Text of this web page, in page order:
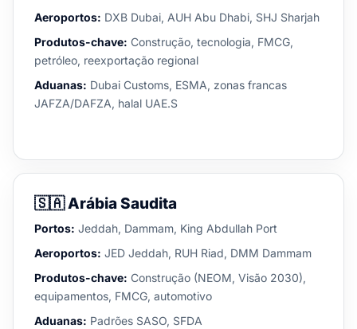
Aeroportos: DXB Dubai, AUH Abu Dhabi, SHJ Sharjah
Produtos-chave: Construção, tecnologia, FMCG,
petróleo, reexportação regional
Aduanas: Dubai Customs, ESMA, zonas francas
JAFZA/DAFZA, halal UAE.S
🇸🇦Arábia Saudita
Portos: Jeddah, Dammam, King Abdullah Port
Aeroportos: JED Jeddah, RUH Riad, DMM Dammam
Produtos-chave: Construção (NEOM, Visão 2030),
equipamentos, FMCG, automotivo
Aduanas: Padrões SASO, SFDA